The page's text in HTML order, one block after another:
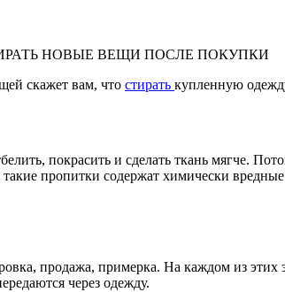
скажет вам, что стирать купленную
покрасить и сделать ткань мягче.
пропитки содержат химически вредные
продажа, примерка. На каждом из этих
через одежду.